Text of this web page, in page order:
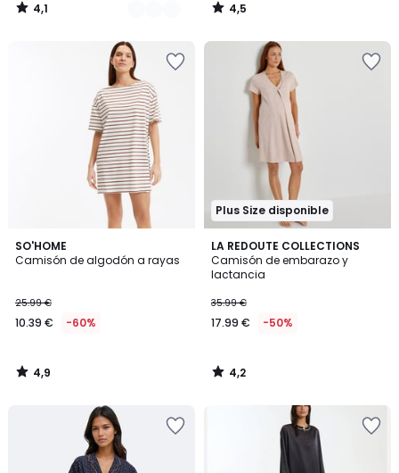
4,1
/
4,5
/
SO'HOME
Camisón de algodón a rayas
25.99 €
10.39 € -60%
4,9
/ 5
4,9
/
Plus Size disponible
LA REDOUTE COLLECTIONS
Camisón de embarazo y
lactancia
35.99 €
17.99 € -50%
4,2
/ 5
4,2
/